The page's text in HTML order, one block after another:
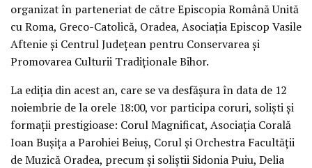
organizat în parteneriat de către Episcopia Română Unită
cu Roma, Greco-Catolică, Oradea, Asociaţia Episcop Vasile
Aftenie şi Centrul Judeţean pentru Conservarea şi
Promovarea Culturii Tradiţionale Bihor.
La ediţia din acest an, care se va desfăşura în data de 12
noiembrie de la orele 18:00, vor participa coruri, solişti şi
formaţii prestigioase: Corul Magnificat, Asociaţia Corală
Ioan Buşiţa a Parohiei Beiuş, Corul şi Orchestra Facultăţii
de Muzică Oradea, precum şi soliştii Sidonia Puiu, Delia